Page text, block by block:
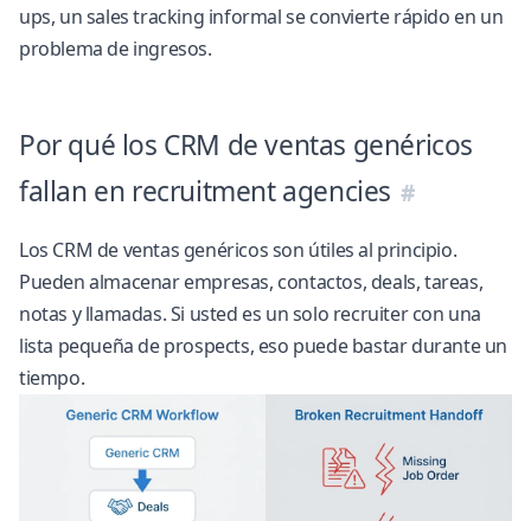
ups, un sales tracking informal se convierte rápido en un
problema de ingresos.
Por qué los CRM de ventas genéricos
fallan en recruitment agencies
Los CRM de ventas genéricos son útiles al principio.
Pueden almacenar empresas, contactos, deals, tareas,
notas y llamadas. Si usted es un solo recruiter con una
lista pequeña de prospects, eso puede bastar durante un
tiempo.